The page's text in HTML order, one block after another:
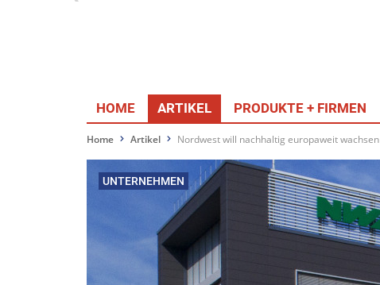
HOME ARTIKEL PRODUKTE + FIRMEN
Home Artikel Nordwest will nachhaltig europaweit wachsen
UNTERNEHMEN